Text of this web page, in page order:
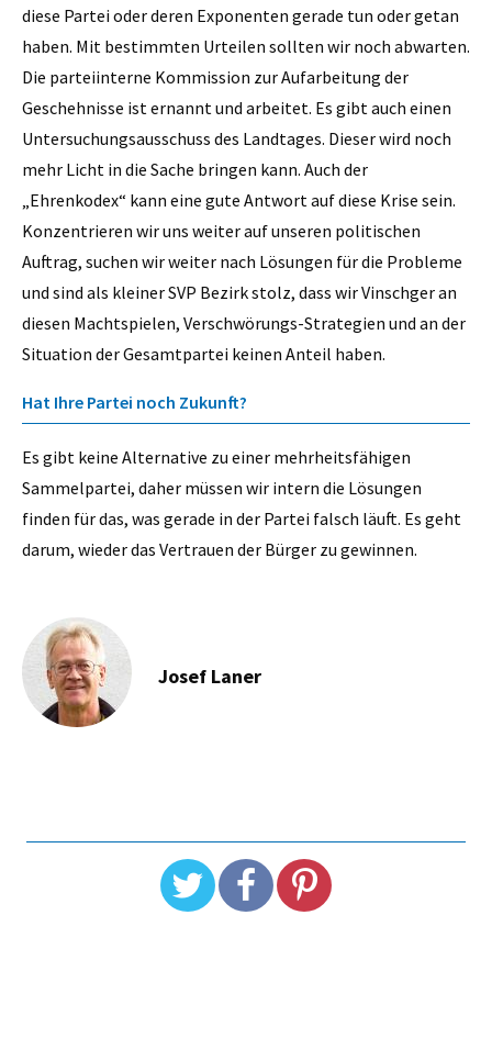
diese Partei oder deren Exponenten gerade tun oder getan
haben. Mit bestimmten Urteilen sollten wir noch abwarten.
Die parteiinterne Kommission zur Aufarbeitung der
Geschehnisse ist ernannt und arbeitet. Es gibt auch einen
Untersuchungsausschuss des Landtages. Dieser wird noch
mehr Licht in die Sache bringen kann. Auch der
„Ehrenkodex“ kann eine gute Antwort auf diese Krise sein.
Konzentrieren wir uns weiter auf unseren politischen
Auftrag, suchen wir weiter nach Lösungen für die Probleme
und sind als kleiner SVP Bezirk stolz, dass wir Vinschger an
diesen Machtspielen, Verschwörungs-Strategien und an der
Situation der Gesamtpartei keinen Anteil haben.
Hat Ihre Partei noch Zukunft?
Es gibt keine Alternative zu einer mehrheitsfähigen
Sammelpartei, daher müssen wir intern die Lösungen
finden für das, was gerade in der Partei falsch läuft. Es geht
darum, wieder das Vertrauen der Bürger zu gewinnen.
Josef Laner